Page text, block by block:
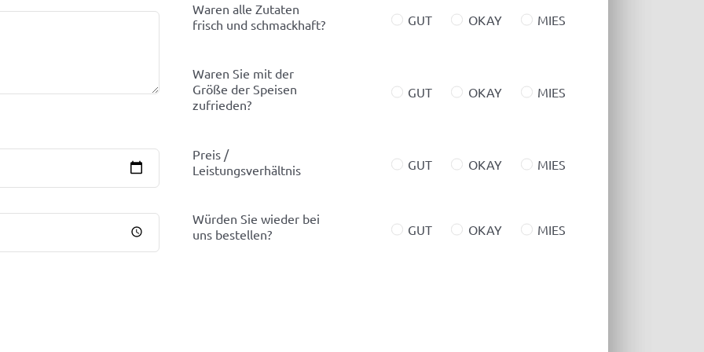
Waren alle Zutaten
frisch und schmackhaft?
GUT OKAY MIES
Waren Sie mit der
Größe der Speisen
zufrieden?
GUT OKAY MIES
Preis /
Leistungsverhältnis
GUT OKAY MIES
Würden Sie wieder bei
uns bestellen?
GUT OKAY MIES